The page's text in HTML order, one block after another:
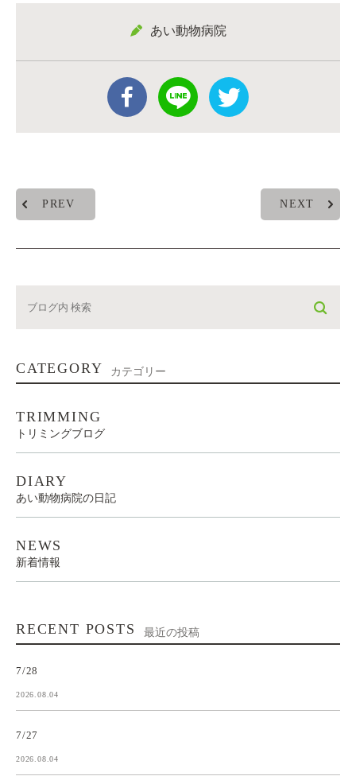
あい動物病院
PREV NEXT
CATEGORY カテゴリー
TRIMMING
トリミングブログ
DIARY
あい動物病院の日記
NEWS
新着情報
RECENT POSTS 最近の投稿
7/28
2026.08.04
7/27
2026.08.04